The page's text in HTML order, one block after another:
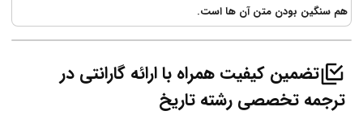
هم سنگین بودن متن آن ها است.
تضمین کیفیت همراه با ارائه گارانتی در
ترجمه تخصصی رشته تاریخ